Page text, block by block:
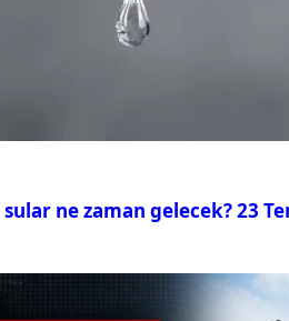
ne zaman gelecek? 23